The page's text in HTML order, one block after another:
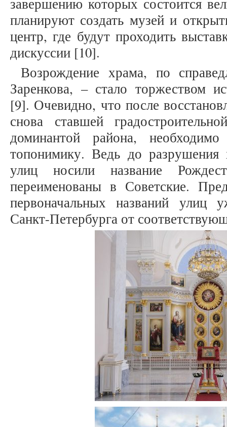
завершению которых состоится
планируют создать музей и
центр, где будут проходить
дискуссии [10].
Возрождение храма, по
Заренкова, – стало торжеством
[9]. Очевидно, что после
снова ставшей
доминантой района,
топонимику. Ведь до
улиц носили название
переименованы в Советские.
первоначальных названий улиц
Санкт-Петербурга от